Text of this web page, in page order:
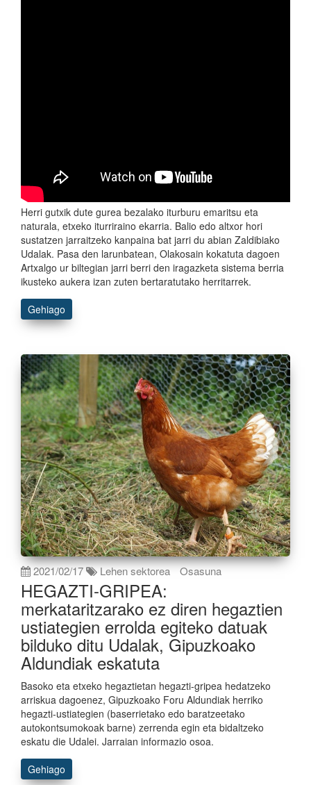
Herri gutxik dute gurea bezalako iturburu emaritsu eta
naturala, etxeko iturriraino ekarria. Balio edo altxor hori
sustatzen jarraitzeko kanpaina bat jarri du abian Zaldibiako
Udalak. Pasa den larunbatean, Olakosain kokatuta dagoen
Artxalgo ur biltegian jarri berri den iragazketa sistema berria
ikusteko aukera izan zuten bertaratutako herritarrek.
Gehiago
2021/02/17 Lehen sektorea Osasuna
HEGAZTI-GRIPEA:
merkataritzarako ez diren hegaztien
ustiategien errolda egiteko datuak
bilduko ditu Udalak, Gipuzkoako
Aldundiak eskatuta
Basoko eta etxeko hegaztietan hegazti-gripea hedatzeko
arriskua dagoenez, Gipuzkoako Foru Aldundiak herriko
hegazti-ustiategien (baserrietako edo baratzeetako
autokontsumokoak barne) zerrenda egin eta bidaltzeko
eskatu die Udalei. Jarraian informazio osoa.
Gehiago